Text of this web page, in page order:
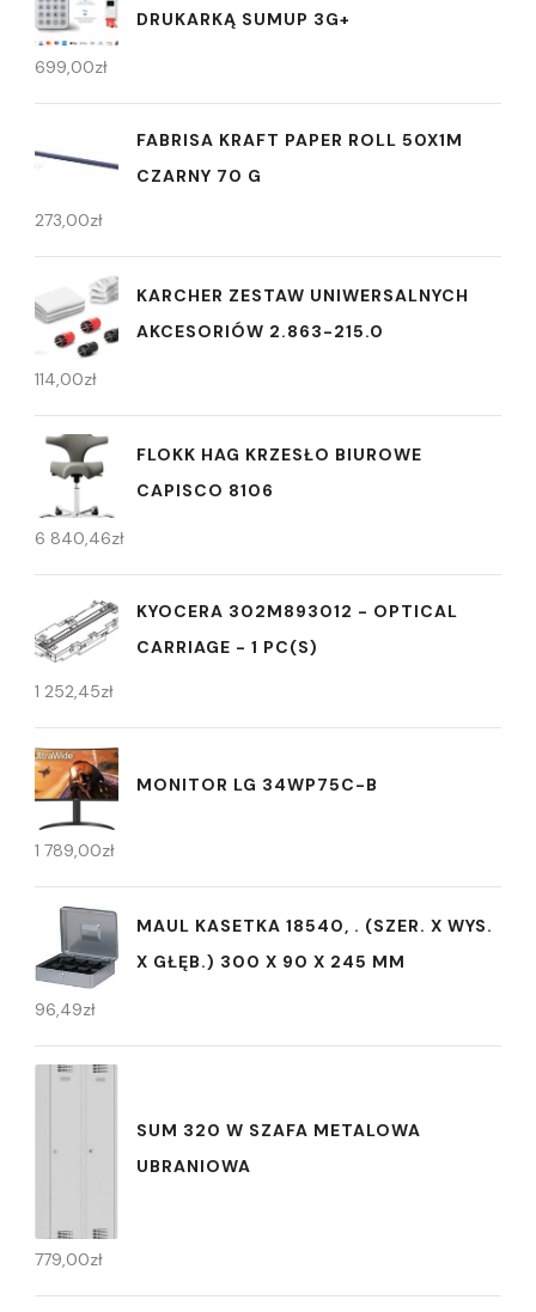
DRUKARKĄ SUMUP 3G+
699,00zł
FABRISA KRAFT PAPER ROLL 50X1M
CZARNY 70 G
273,00zł
KARCHER ZESTAW UNIWERSALNYCH
AKCESORIÓW 2.863-215.0
114,00zł
FLOKK HAG KRZESŁO BIUROWE
CAPISCO 8106
6 840,46zł
KYOCERA 302M893012 - OPTICAL
CARRIAGE - 1 PC(S)
1 252,45zł
MONITOR LG 34WP75C-B
1 789,00zł
MAUL KASETKA 18540, . (SZER. X WYS.
X GŁĘB.) 300 X 90 X 245 MM
96,49zł
SUM 320 W SZAFA METALOWA
UBRANIOWA
779,00zł